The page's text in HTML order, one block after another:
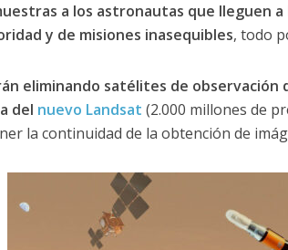
a los astronautas que lleguen
y de misiones inasequibles, todo
eliminando satélites de
del nuevo Landsat (2.000 millones de
la continuidad de la obtención de